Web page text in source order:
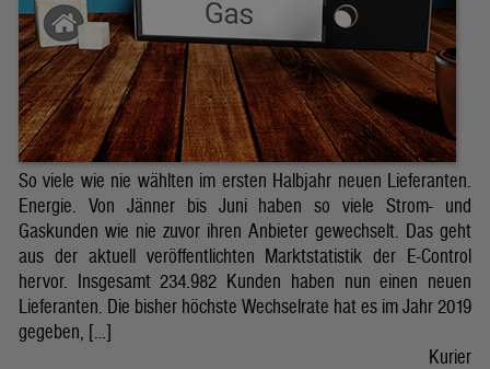
So viele wie nie wählten im ersten Halbjahr neuen Lieferanten.
Energie. Von Jänner bis Juni haben so viele Strom- und
Gaskunden wie nie zuvor ihren Anbieter gewechselt. Das geht
aus der aktuell veröffentlichten Marktstatistik der E-Control
hervor. Insgesamt 234.982 Kunden haben nun einen neuen
Lieferanten. Die bisher höchste Wechselrate hat es im Jahr 2019
gegeben, […]
Kurier